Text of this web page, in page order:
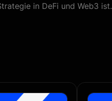
in DeFi und Web3 ist.